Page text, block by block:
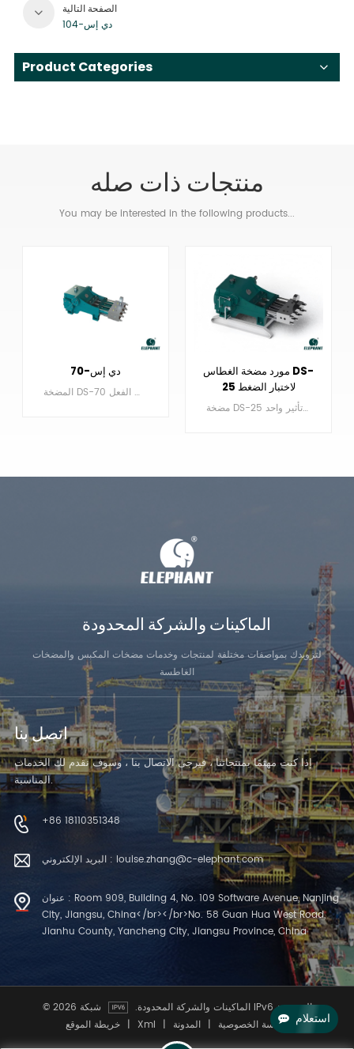
استعلام
الصفحة التالية
دي إس-104
Product Categories
منتجات ذات صله
You may be interested in the following products...
دي إس-70
المضخة DS-70 عبارة عن مضخة ذات غطاس ترددي ثلاثي الفعل.
مورد مضخة الغطاس DS-
25 لاختبار الضغط
مضخة DS-25 عبارة عن مضخة مكبس ترددي ثلاثية ذات تأثير واحد.
الماكينات والشركة المحدودة
لتزويدك بمواصفات مختلفة لمنتجات وخدمات مضخات المكبس والمضخات
الغاطسة
اتصل بنا
إذا كنت مهتمًا بمنتجاتنا ، فيرجى الاتصال بنا ، وسوف نقدم لك الخدمات
المناسبة.
+86 18110351348
البريد الإلكتروني : louise.zhang@c-elephant.com
عنوان : Room 909, Building 4, No. 109 Software Avenue, Nanjing
City, Jiangsu, China</br></br>No. 58 Guan Hua West Road,
Jianhu County, Yancheng City, Jiangsu Province, China
© 2026 الماكينات والشركة المحدودة.
شبكة IPv6 المدعومة
خريطة الموقع | Xml | المدونة | سياسة الخصوصية